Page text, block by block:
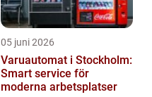
05 juni 2026
Varuautomat i Stockholm:
Smart service för
moderna arbetsplatser